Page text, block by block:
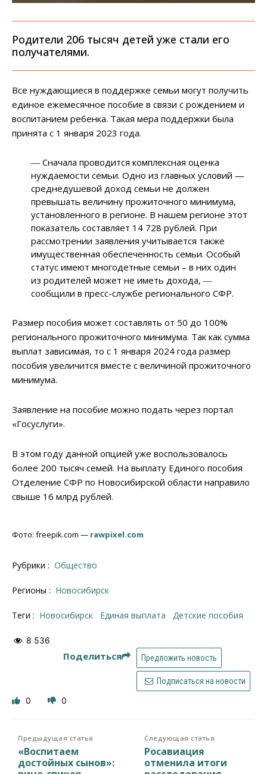
Родители 206 тысяч детей уже стали его
получателями.
Все нуждающиеся в поддержке семьи могут получить
единое ежемесячное пособие в связи с рождением и
воспитанием ребенка. Такая мера поддержки была
принята с 1 января 2023 года.
― Сначала проводится комплексная оценка
нуждаемости семьи. Одно из главных условий —
среднедушевой доход семьи не должен
превышать величину прожиточного минимума,
установленного в регионе. В нашем регионе этот
показатель составляет 14 728 рублей. При
рассмотрении заявления учитывается также
имущественная обеспеченность семьи. Особый
статус имеют многодетные семьи – в них один
из родителей может не иметь дохода, ―
сообщили в пресс-службе регионального СФР.
Размер пособия может составлять от 50 до 100%
регионального прожиточного минимума. Так как сумма
выплат зависимая, то с 1 января 2024 года размер
пособия увеличится вместе с величиной прожиточного
минимума.
Заявление на пособие можно подать через портал
«Госуслуги».
В этом году данной опцией уже воспользовалось
более 200 тысяч семей. На выплату Единого пособия
Отделение СФР по Новосибирской области направило
свыше 16 млрд рублей.
Фото: freepik.com — rawpixel.com
Рубрики : Общество
Регионы : Новосибирск
Теги : Новосибирск единая выплата детские пособия
8 536
Поделиться Предложить новость
Подписаться на новости
0 0
Предыдущая статья
«Воспитаем
достойных сынов»:
Следующая статья
Росавиация
отменила итоги